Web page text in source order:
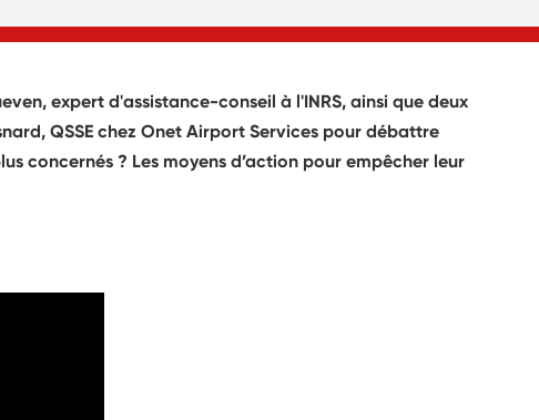
expert d'assistance-conseil à l'INRS, ainsi que deux
QSSE chez Onet Airport Services pour débattre
concernés ? Les moyens d’action pour empêcher leur